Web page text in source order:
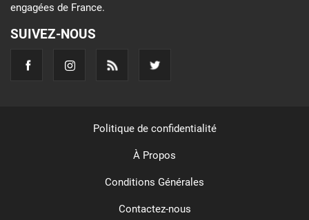
engagées de France.
SUIVEZ-NOUS
Politique de confidentialité
À Propos
Conditions Générales
Contactez-nous